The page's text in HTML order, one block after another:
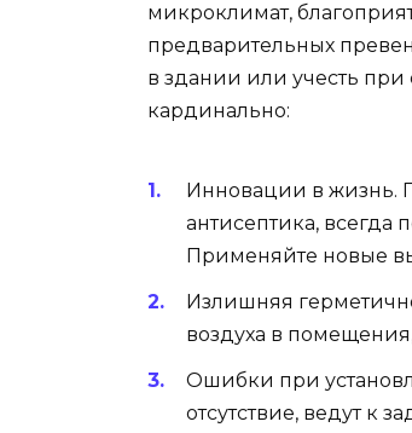
микроклимат,
предварительных
в здании или учесть при
кардинально:
Инновации в жизнь.
антисептика, всегда
Применяйте новые
Излишняя
воздуха в
Ошибки при
отсутствие, ведут к